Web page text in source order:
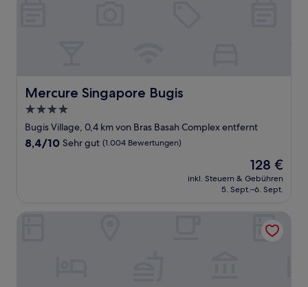
Mercure Singapore Bugis
Mercure Singapore Bugis
4.0-
Sterne-
Unterkunft
Bugis Village, 0,4 km von Bras Basah Complex entfernt
8.4
Bewertungen)
8,4/10 Sehr gut (1.004 Bewertungen)
Der
Preis
beträgt
128 €
inkl. Steuern & Gebühren
5. Sept.–6. Sept.